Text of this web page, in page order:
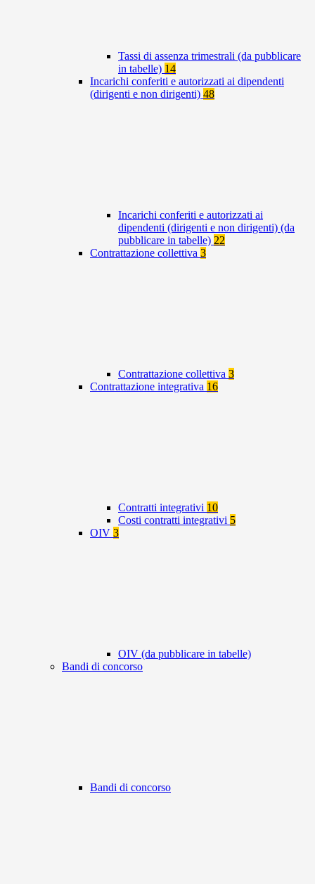
Tassi di assenza trimestrali (da pubblicare
in tabelle) 14
Incarichi conferiti e autorizzati ai dipendenti
(dirigenti e non dirigenti) 48
Incarichi conferiti e autorizzati ai
dipendenti (dirigenti e non dirigenti) (da
pubblicare in tabelle) 22
Contrattazione collettiva 3
Contrattazione collettiva 3
Contrattazione integrativa 16
Contratti integrativi 10
Costi contratti integrativi 5
OIV 3
OIV (da pubblicare in tabelle)
Bandi di concorso
Bandi di concorso